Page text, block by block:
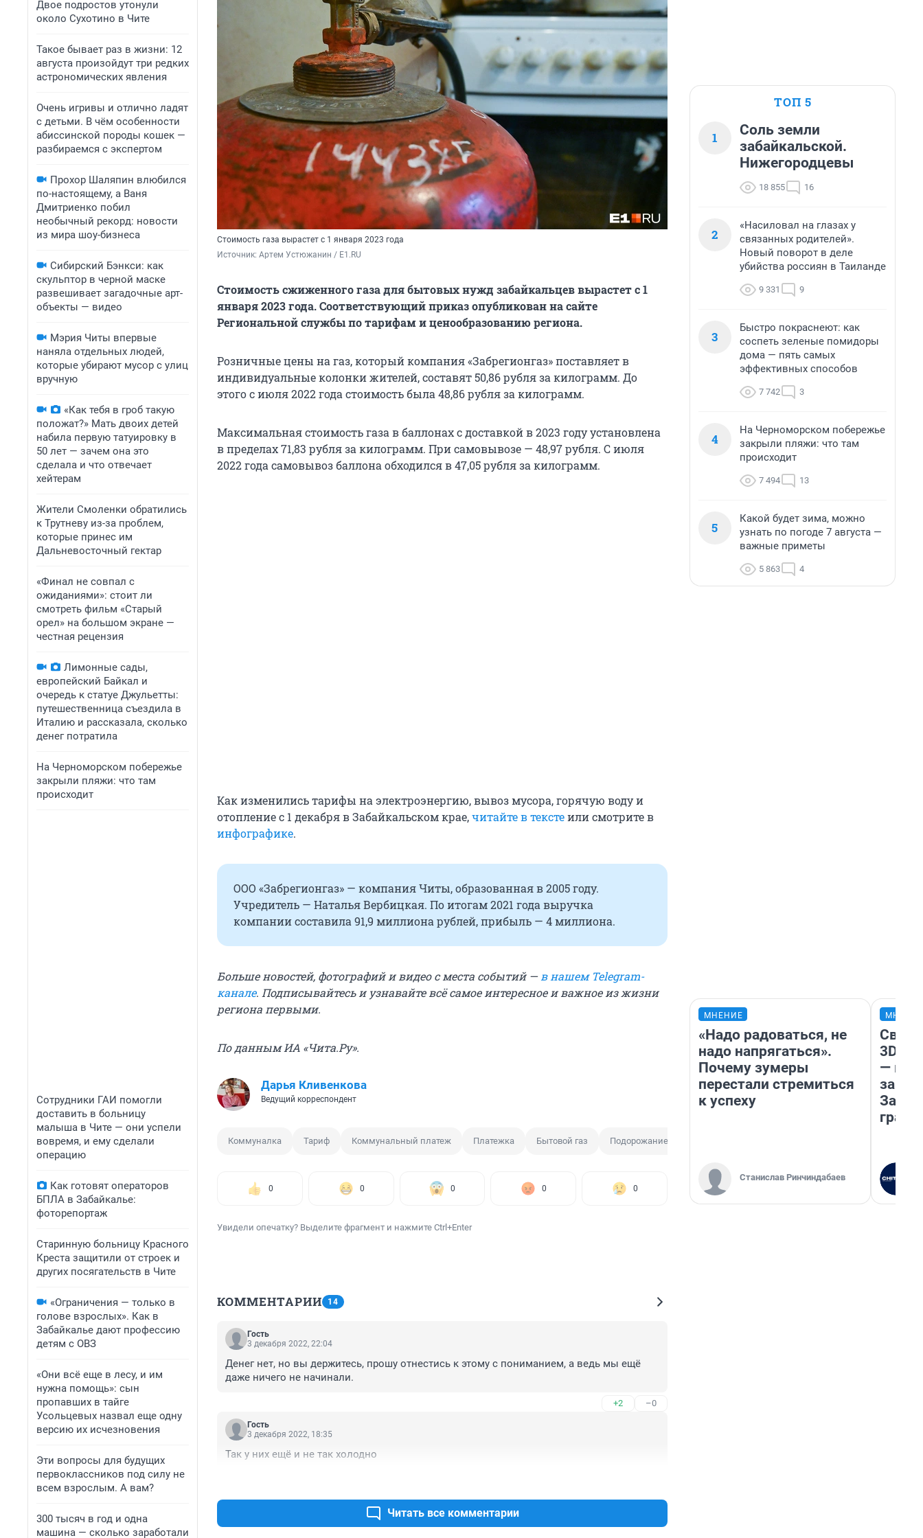
Двое подростов утонули
около Сухотино в Чите
Такое бывает раз в жизни: 12
августа произойдут три редких
астрономических явления
Очень игривы и отлично ладят
с детьми. В чём особенности
абиссинской породы кошек —
разбираемся с экспертом
Прохор Шаляпин влюбился
по-настоящему, а Ваня
Дмитриенко побил
необычный рекорд: новости
из мира шоу-бизнеса
Сибирский Бэнкси: как
скульптор в черной маске
развешивает загадочные арт-
объекты — видео
Мэрия Читы впервые
наняла отдельных людей,
которые убирают мусор с улиц
вручную
«Как тебя в гроб такую
положат?» Мать двоих детей
набила первую татуировку в
50 лет — зачем она это
сделала и что отвечает
хейтерам
Жители Смоленки обратились
к Трутневу из-за проблем,
которые принес им
Дальневосточный гектар
«Финал не совпал с
ожиданиями»: стоит ли
смотреть фильм «Старый
орел» на большом экране —
честная рецензия
Лимонные сады,
европейский Байкал и
очередь к статуе Джульетты:
путешественница съездила в
Италию и рассказала, сколько
денег потратила
На Черноморском побережье
закрыли пляжи: что там
происходит
Сотрудники ГАИ помогли
доставить в больницу
малыша в Чите — они успели
вовремя, и ему сделали
операцию
Как готовят операторов
БПЛА в Забайкалье:
фоторепортаж
Старинную больницу Красного
Креста защитили от строек и
других посягательств в Чите
«Ограничения — только в
голове взрослых». Как в
Забайкалье дают профессию
детям с ОВЗ
«Они всё еще в лесу, и им
нужна помощь»: сын
пропавших в тайге
Усольцевых назвал еще одну
версию их исчезновения
Эти вопросы для будущих
первоклассников под силу не
всем взрослым. А вам?
300 тысяч в год и одна
машина — сколько заработали
Стоимость газа вырастет с 1 января 2023 года
Источник: Артем Устюжанин / E1.RU
Стоимость сжиженного газа для бытовых нужд забайкальцев вырастет с 1
января 2023 года.Соответствующий приказ опубликован на сайте
Региональной службы по тарифам и ценообразованию региона.
Розничные цены на газ, который компания «Забрегионгаз» поставляет в
индивидуальные колонки жителей, составят 50,86 рубля за килограмм. До
этого с июля 2022 года стоимость была 48,86 рубля за килограмм.
Максимальная стоимость газа в баллонах с доставкой в 2023 году установлена
в пределах 71,83 рубля за килограмм. При самовывозе — 48,97 рубля. С июля
2022 года самовывоз баллона обходился в 47,05 рубля за килограмм.
Как изменились тарифы на электроэнергию, вывоз мусора, горячую воду и
отопление с 1 декабря в Забайкальском крае,читайте в текстеили смотрите в
инфографике.
ООО «Забрегионгаз» — компания Читы, образованная в 2005 году.
Учредитель — Наталья Вербицкая. По итогам 2021 года выручка
компании составила 91,9 миллиона рублей, прибыль — 4 миллиона.
Больше новостей, фотографий и видео с места событий — в нашем Telegram-
канале. Подписывайтесь и узнавайте всё самое интересное и важное из жизни
региона первыми.
По данным ИА «Чита.Ру».
Дарья Кливенкова
Ведущий корреспондент
Коммуналка Тариф Коммунальный платеж Платежка Бытовой газ Подорожание
0 0 0 0 0
Увидели опечатку? Выделите фрагмент и нажмите Ctrl+Enter
КОММЕНТАРИИ 14
Гость
3 декабря 2022, 22:04
Денег нет, но вы держитесь, прошу отнестись к этому с пониманием, а ведь мы ещё
даже ничего не начинали.
+2 –0
Гость
3 декабря 2022, 18:35
Так у них ещё и не так холодно
Читать все комментарии
ТОП 5
1
Соль земли
забайкальской.
Нижегородцевы
18 855 16
2
«Насиловал на глазах у
связанных родителей».
Новый поворот в деле
убийства россиян в Таиланде
9 331 9
3
Быстро покраснеют: как
соспеть зеленые помидоры
дома — пять самых
эффективных способов
7 742 3
4
На Черноморском побережье
закрыли пляжи: что там
происходит
7 494 13
5
Какой будет зима, можно
узнать по погоде 7 августа —
важные приметы
5 863 4
МНЕНИЕ
«Надо радоваться, не
надо напрягаться».
Почему зумеры
перестали стремиться
к успеху
Станислав Ринчиндабаев
— как